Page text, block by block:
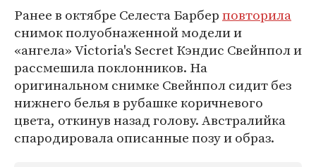
Ранее в октябре Селеста Барберповторила
снимок полуобнаженной модели и
«ангела» Victoria's Secret Кэндис Свейнпол и
рассмешила поклонников. На
оригинальном снимке Свейнпол сидит без
нижнего белья в рубашке коричневого
цвета, откинув назад голову. Австралийка
спародировала описанные позу и образ.